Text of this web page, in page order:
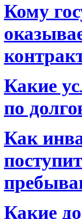
Кому
Какие
по
Как
Какие